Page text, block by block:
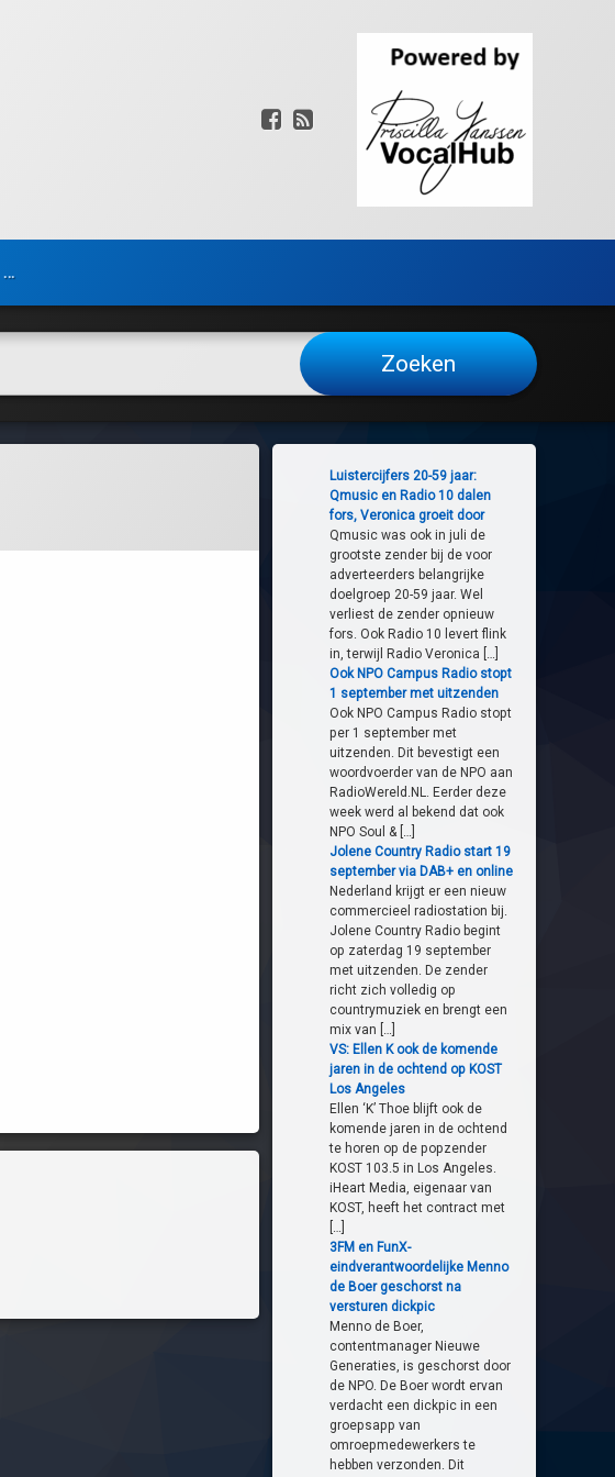
Facebook
RSS
…
Luistercijfers 20-59 jaar:
Qmusic en Radio 10 dalen
fors, Veronica groeit door
Qmusic was ook in juli de
grootste zender bij de voor
adverteerders belangrijke
doelgroep 20-59 jaar. Wel
verliest de zender opnieuw
fors. Ook Radio 10 levert flink
in, terwijl Radio Veronica […]
Ook NPO Campus Radio stopt
1 september met uitzenden
Ook NPO Campus Radio stopt
per 1 september met
uitzenden. Dit bevestigt een
woordvoerder van de NPO aan
RadioWereld.NL. Eerder deze
week werd al bekend dat ook
NPO Soul & […]
Jolene Country Radio start 19
september via DAB+ en online
Nederland krijgt er een nieuw
commercieel radiostation bij.
Jolene Country Radio begint
op zaterdag 19 september
met uitzenden. De zender
richt zich volledig op
countrymuziek en brengt een
mix van […]
VS: Ellen K ook de komende
jaren in de ochtend op KOST
Los Angeles
Ellen ‘K’ Thoe blijft ook de
komende jaren in de ochtend
te horen op de popzender
KOST 103.5 in Los Angeles.
iHeart Media, eigenaar van
KOST, heeft het contract met
[…]
3FM en FunX-
eindverantwoordelijke Menno
de Boer geschorst na
versturen dickpic
Menno de Boer,
contentmanager Nieuwe
Generaties, is geschorst door
de NPO. De Boer wordt ervan
verdacht een dickpic in een
groepsapp van
omroepmedewerkers te
hebben verzonden. Dit